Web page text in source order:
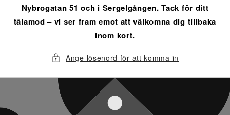
Nybrogatan 51 och i Sergelgången. Tack för ditt
tålamod – vi ser fram emot att välkomna dig tillbaka
inom kort.
Ange lösenord för att komma in